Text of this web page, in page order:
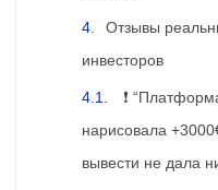
Отзывы
инвесторов
❗
нарисовала
вывести не дала